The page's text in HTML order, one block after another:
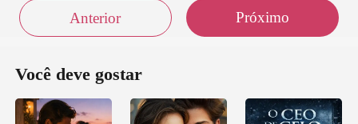
Anterior Próximo
Você deve gostar